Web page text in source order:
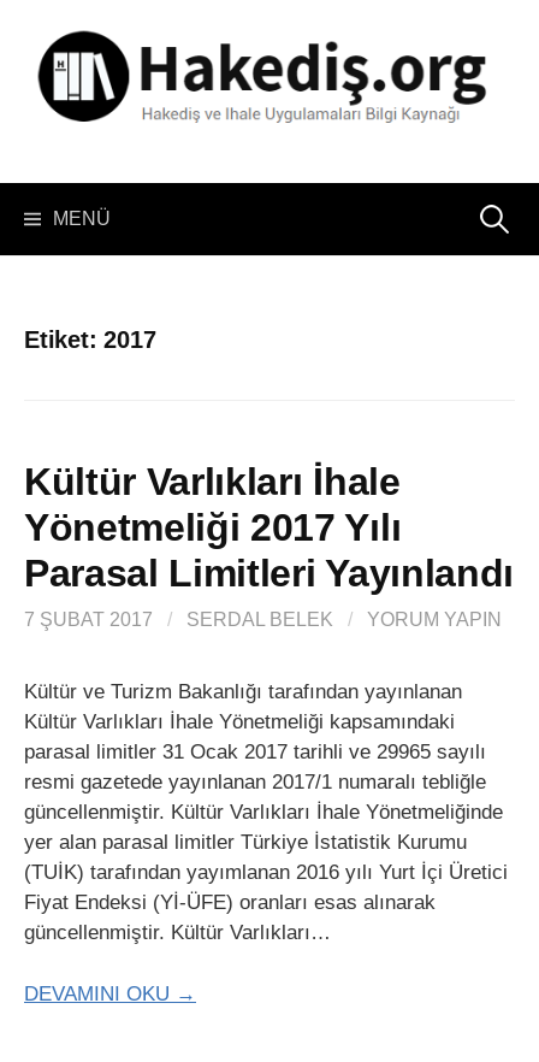
MENÜ Arama:
Etiket:2017
Kültür Varlıkları İhale
Yönetmeliği 2017 Yılı
Parasal Limitleri Yayınlandı
7 ŞUBAT 2017 / SERDAL BELEK / YORUM YAPIN
Kültür ve Turizm Bakanlığı tarafından yayınlanan
Kültür Varlıkları İhale Yönetmeliği kapsamındaki
parasal limitler 31 Ocak 2017 tarihli ve 29965 sayılı
resmi gazetede yayınlanan 2017/1 numaralı tebliğle
güncellenmiştir. Kültür Varlıkları İhale Yönetmeliğinde
yer alan parasal limitler Türkiye İstatistik Kurumu
(TUİK) tarafından yayımlanan 2016 yılı Yurt İçi Üretici
Fiyat Endeksi (Yİ-ÜFE) oranları esas alınarak
güncellenmiştir. Kültür Varlıkları…
DEVAMINI OKU →